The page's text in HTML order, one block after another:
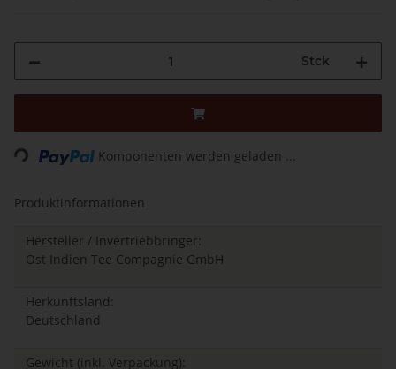
Stck
Loading... Komponenten werden geladen ...
Produktinformationen
Hersteller / Invertriebbringer:
Ost Indien Tee Compagnie GmbH
Herkunftsland:
Deutschland
Gewicht (inkl. Verpackung):